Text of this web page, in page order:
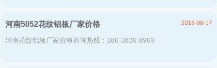
河南5052花纹铝板厂家价格
河南花纹铝板厂家价格咨询热线：186-3826-8963
2018-08-17